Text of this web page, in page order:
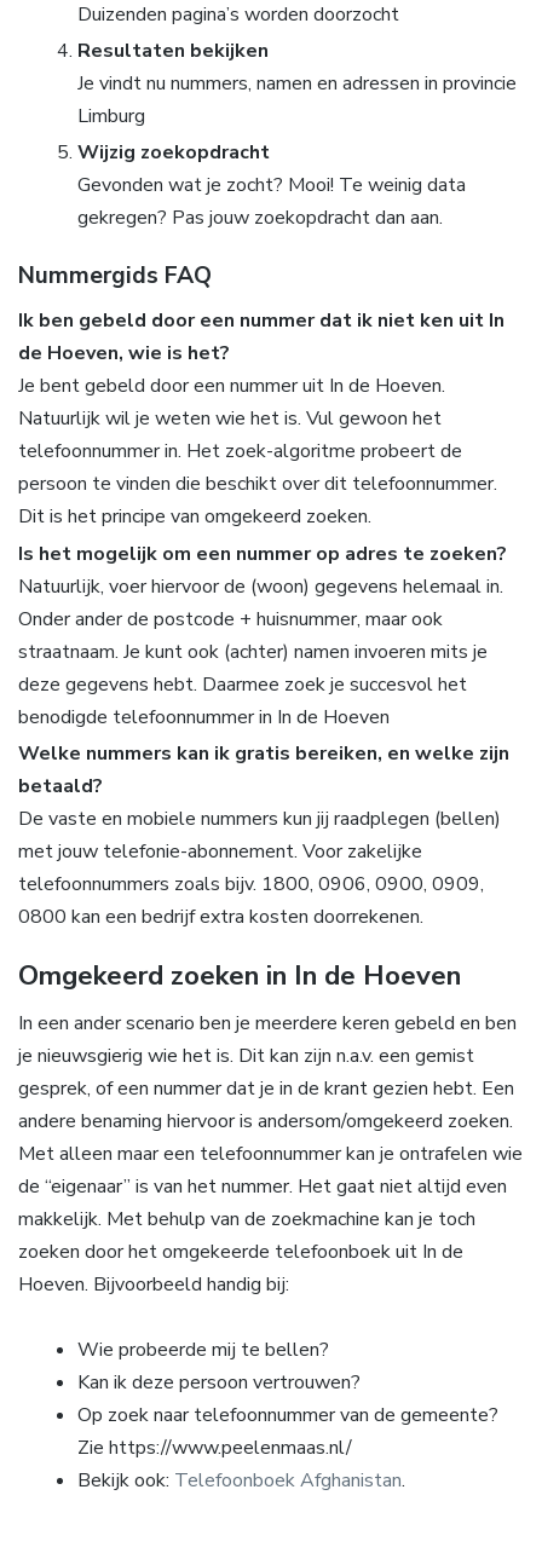
Duizenden pagina’s worden doorzocht
Resultaten bekijken
Je vindt nu nummers, namen en adressen in provincie
Limburg
Wijzig zoekopdracht
Gevonden wat je zocht? Mooi! Te weinig data
gekregen? Pas jouw zoekopdracht dan aan.
Nummergids FAQ
Ik ben gebeld door een nummer dat ik niet ken uit In
de Hoeven, wie is het?
Je bent gebeld door een nummer uit In de Hoeven.
Natuurlijk wil je weten wie het is. Vul gewoon het
telefoonnummer in. Het zoek-algoritme probeert de
persoon te vinden die beschikt over dit telefoonnummer.
Dit is het principe van omgekeerd zoeken.
Is het mogelijk om een nummer op adres te zoeken?
Natuurlijk, voer hiervoor de (woon) gegevens helemaal in.
Onder ander de postcode + huisnummer, maar ook
straatnaam. Je kunt ook (achter) namen invoeren mits je
deze gegevens hebt. Daarmee zoek je succesvol het
benodigde telefoonnummer in In de Hoeven
Welke nummers kan ik gratis bereiken, en welke zijn
betaald?
De vaste en mobiele nummers kun jij raadplegen (bellen)
met jouw telefonie-abonnement. Voor zakelijke
telefoonnummers zoals bijv. 1800, 0906, 0900, 0909,
0800 kan een bedrijf extra kosten doorrekenen.
Omgekeerd zoeken in In de Hoeven
In een ander scenario ben je meerdere keren gebeld en ben
je nieuwsgierig wie het is. Dit kan zijn n.a.v. een gemist
gesprek, of een nummer dat je in de krant gezien hebt. Een
andere benaming hiervoor is andersom/omgekeerd zoeken.
Met alleen maar een telefoonnummer kan je ontrafelen wie
de “eigenaar” is van het nummer. Het gaat niet altijd even
makkelijk. Met behulp van de zoekmachine kan je toch
zoeken door het omgekeerde telefoonboek uit In de
Hoeven. Bijvoorbeeld handig bij:
Wie probeerde mij te bellen?
Kan ik deze persoon vertrouwen?
Op zoek naar telefoonnummer van de gemeente?
Zie https://www.peelenmaas.nl/
Bekijk ook: Telefoonboek Afghanistan.